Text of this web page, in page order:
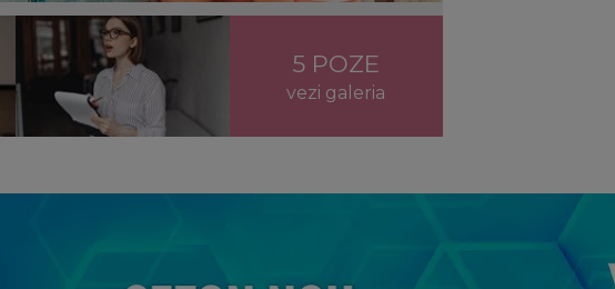
5 POZE
vezi galeria